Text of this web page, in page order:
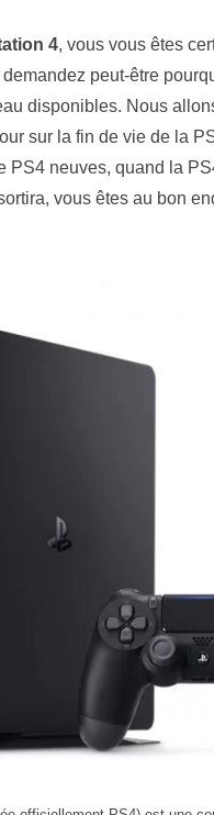
4, vous vous êtes
peut-être
disponibles. Nous
sur la fin de vie de la
PS4 neuves, quand la
vous êtes au bon